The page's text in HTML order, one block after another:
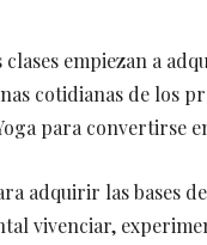
empiezan a
cotidianas de los
para convertirse
adquirir las bases
vivenciar,